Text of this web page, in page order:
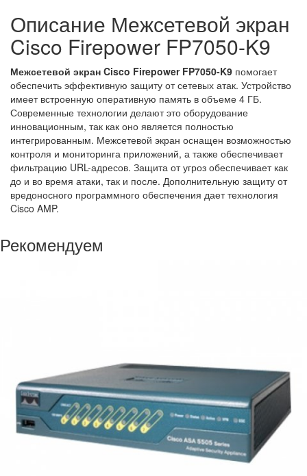
Описание Межсетевой экран
Cisco Firepower FP7050-K9
Межсетевой экран Cisco Firepower FP7050-K9 помогает
обеспечить эффективную защиту от сетевых атак. Устройство
имеет встроенную оперативную память в объеме 4 ГБ.
Современные технологии делают это оборудование
инновационным, так как оно является полностью
интегрированным. Межсетевой экран оснащен возможностью
контроля и мониторинга приложений, а также обеспечивает
фильтрацию URL-адресов. Защита от угроз обеспечивает как
до и во время атаки, так и после. Дополнительную защиту от
вредоносного программного обеспечения дает технология
Cisco AMP.
Рекомендуем